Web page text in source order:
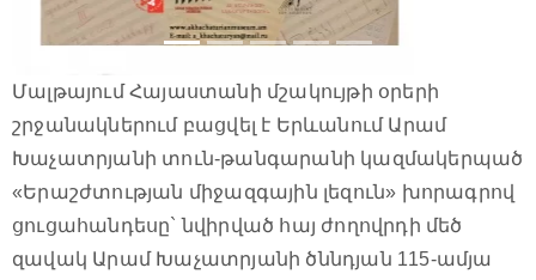
Մալթայում Հայաստանի մշակույթի օրերի
շրջանակներում բացվել է Երևանում Արամ
Խաչատրյանի տուն-թանգարանի կազմակերպած
«Երաշժտության միջազգային լեզուն» խորագրով
ցուցահանդեսը` նվիրված հայ ժողովրդի մեծ
զավակ Արամ Խաչատրյանի ծննդյան 115-ամյա